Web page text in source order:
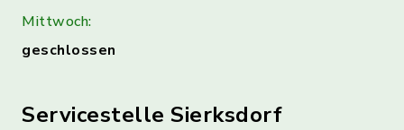
Mittwoch:
geschlossen
Servicestelle Sierksdorf